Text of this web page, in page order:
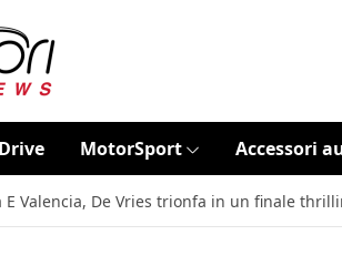
MotorSport Accessori
E Valencia, De Vries trionfa in un finale